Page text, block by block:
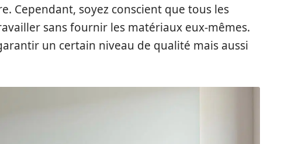
Cependant, soyez conscient que tous les
sans fournir les matériaux eux-mêmes.
un certain niveau de qualité mais aussi